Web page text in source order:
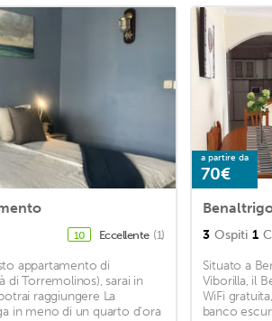
10 Eccellente (1)
appartamento di
Torremolinos), sarai in
raggiungere La
in meno di un quarto d'ora
a partire da
70€
3 Ospiti 1
Situato a
Viborilla, il
WiFi
banco